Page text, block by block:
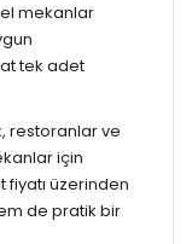
mekanlar
tek adet
restoranlar ve
için
üzerinden
de pratik bir